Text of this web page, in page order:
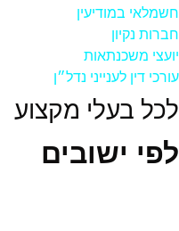
חשמלאי במודיעין
חברות נקיון
יועצי משכנתאות
עורכי דין לענייני נדל״ן
לכל בעלי מקצוע
לפי ישובים